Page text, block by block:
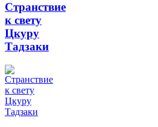
Странствие
к свету
Цкуру
Тадзаки